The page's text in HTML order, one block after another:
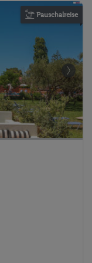
Pauschalreise